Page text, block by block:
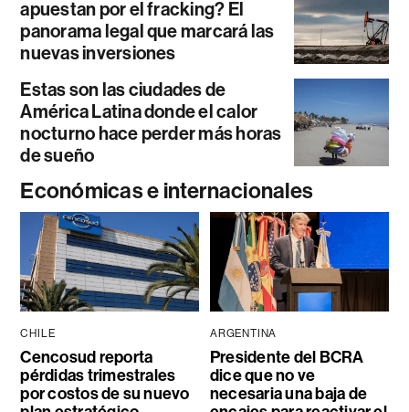
apuestan por el fracking? El
panorama legal que marcará las
nuevas inversiones
Estas son las ciudades de
América Latina donde el calor
nocturno hace perder más horas
de sueño
Económicas e internacionales
CHILE
Cencosud reporta
pérdidas trimestrales
por costos de su nuevo
ARGENTINA
Presidente del BCRA
dice que no ve
necesaria una baja de